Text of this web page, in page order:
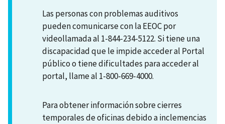
Las personas con problemas auditivos
pueden comunicarse con la EEOC por
videollamada al 1-844-234-5122. Si tiene una
discapacidad que le impide acceder al Portal
público o tiene dificultades para acceder al
portal, llame al 1-800-669-4000.
Para obtener información sobre cierres
temporales de oficinas debido a inclemencias